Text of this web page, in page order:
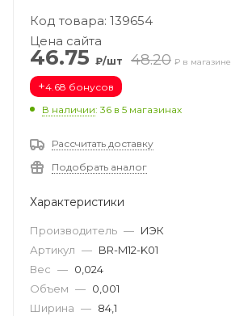
Код товара: 139654
Цена сайта
46.75 ₽/шт 48.20 ₽ в магазине
+4.68 бонусов
В наличии: 36 в 5 магазинах
Рассчитать доставку
Подобрать аналог
Характеристики
Производитель — ИЭК
Артикул — BR-M12-K01
Вес — 0,024
Объем — 0,001
Ширина — 84,1